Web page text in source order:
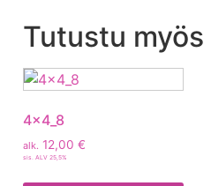
Tutustu myös
4x4_8
alk. 12,00 €
sis. ALV 25,5%